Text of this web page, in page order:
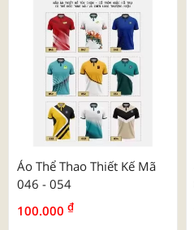
Áo Thể Thao Thiết Kế Mã
046 - 054
100.000 ₫